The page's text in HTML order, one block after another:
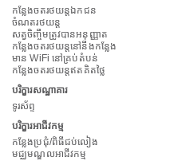
កន្លែងចតរថយន្តឯកជន
ចំណតរថយន្ត
សត្វចិញ្ចឹមត្រូវបានអនុញ្ញាត
កន្លែងចតរថយន្តនៅនឹងកន្លែង
មាន WiFi នៅគ្រប់តំបន់
កន្លែងចតរថយន្តឥតគិតថ្លៃ
បរិក្ខារសណ្ឋាគារ
ទូរស័ព្ទ
បរិក្ខារអាជីវកម្ម
កន្លែងប្រជុំ/ពិធីជប់លៀង
មជ្ឈមណ្ឌលអាជីវកម្ម